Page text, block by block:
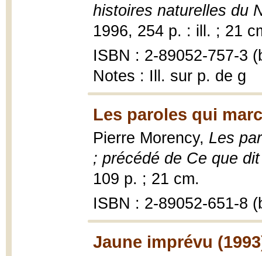
histoires naturelles du
1996, 254 p. : ill. ; 21
ISBN : 2-89052-757-3
Notes : Ill. sur p. de g
Les paroles qui
Pierre Morency, Les
; précédé de Ce que
109 p. ; 21 cm.
ISBN : 2-89052-651-8
Jaune imprévu